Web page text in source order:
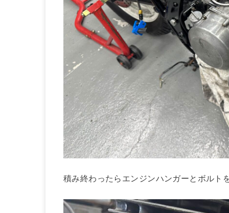
積み終わったらエンジンハンガーとボルト